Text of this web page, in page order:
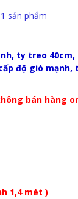
sản phẩm
ty treo 40cm,
độ gió mạnh,
bán hàng
1,4 mét )